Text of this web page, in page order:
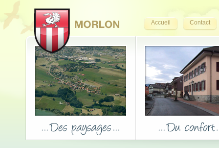
Accueil Contact